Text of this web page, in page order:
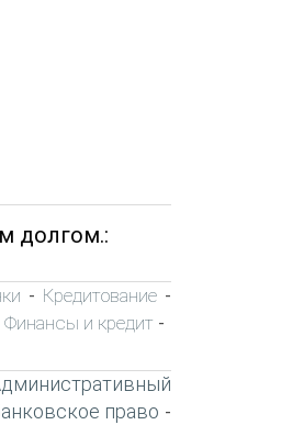
долгом.:
- Кредитование -
Финансы и кредит -
право -